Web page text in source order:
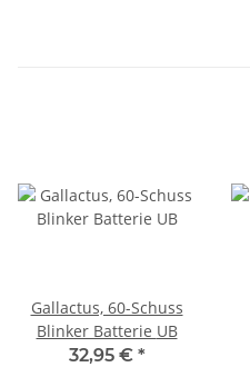
Gallactus, 60-Schuss
Blinker Batterie UB
32,95 € *